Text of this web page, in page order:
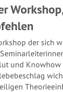
der sich
und Knowhow